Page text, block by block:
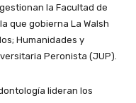
la Facultad de
que gobierna La Walsh
Humanidades y
Peronista (JUP).
lideran los